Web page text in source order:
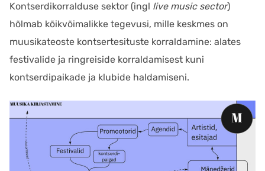
Kontserdikorralduse sektor (ingl live music sector)
hõlmab kõikvõimalikke tegevusi, mille keskmes on
muusikateoste kontsertesituste korraldamine: alates
festivalide ja ringreiside korraldamisest kuni
kontserdipaikade ja klubide haldamiseni.